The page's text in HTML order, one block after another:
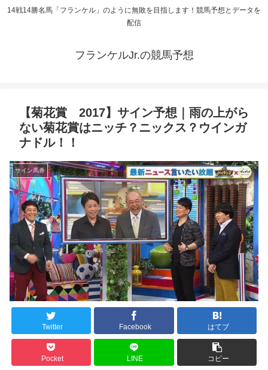
14戦14勝名馬「フランケル」のように無敗を目指します！競馬予想とデータを
配信
フランケルJr.の競馬予想
【菊花賞 2017】サイン予想｜雨の上がら
ない菊花賞はニッチ？ニックス？ウインガ
ナドル！！
サイン馬券
Twitter Facebook はてブ
Pocket LINE コピー